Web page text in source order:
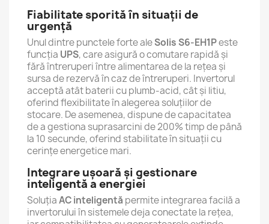
Fiabilitate sporită în situații de
urgență
Unul dintre punctele forte aleSolis S6-EH1Peste
funcția UPS, care asigură o comutare rapidă și
fără întreruperi între alimentarea de la rețea și
sursa de rezervă în caz de întreruperi. Invertorul
acceptă atât baterii cu plumb-acid, cât și litiu,
oferind flexibilitate în alegerea soluțiilor de
stocare. De asemenea, dispune de capacitatea
de a gestiona suprasarcini de 200% timp de până
la 10 secunde, oferind stabilitate în situații cu
cerințe energetice mari.
Integrare ușoară și gestionare
inteligentă a energiei
SoluțiaAC inteligentă permite integrarea facilă a
invertorului în sistemele deja conectate la rețea,